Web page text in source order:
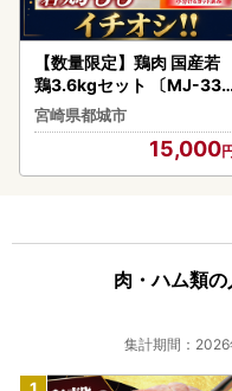
ますので、ご確認よろし
※書類不備の場合は、ワ
で、できるだけ早く必要
いします。
＜＜詐欺サイトにご注意
ふるさと納税を割引で取
注意ください。
は一時所得に該当します
これは、ふるさと納税(
【数量限定】鶏肉 国産若
鶏3.6kgセット 〔MJ-33-
006-3600g〕鶏肉
宮崎県都城市
15,000
肉・ハム類
集計期間：